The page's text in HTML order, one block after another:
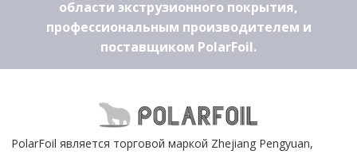
области экструзионного покрытия,
профессиональным производителем и
поставщиком PolarFoil.
PolarFoil является торговой маркой Zhejiang Pengyuan,